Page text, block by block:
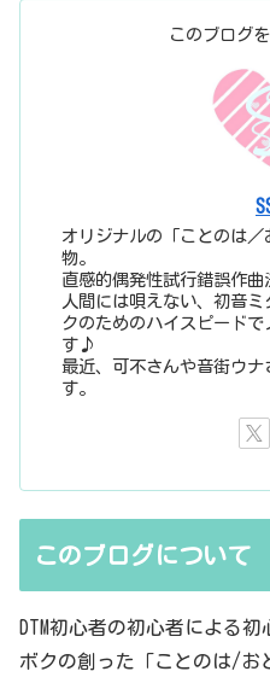
このブログ
オリジナルの「ことのは
物。
直感的偶発性試行錯誤作曲
人間には唄えない、初音
クのためのハイスピード
す♪
最近、可不さんや音街ウ
す。
このブログについて
DTM初心者の初心者による
ボクの創った「ことのは/お